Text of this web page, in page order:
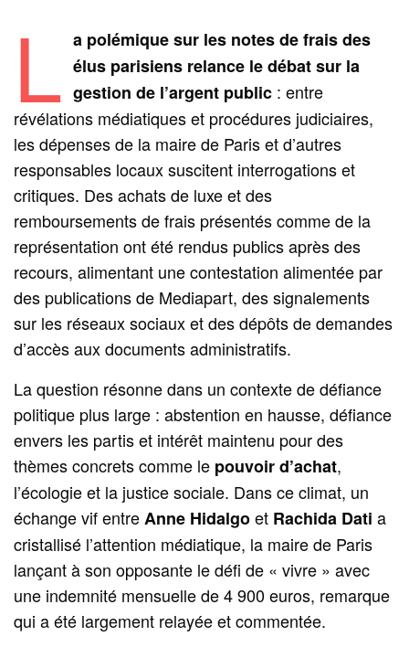
L a polémique sur les notes de frais des
élus parisiens relance le débat sur la
gestion de l’argent public: entre
révélations médiatiques et procédures judiciaires,
les dépenses de la maire de Paris et d’autres
responsables locaux suscitent interrogations et
critiques. Des achats de luxe et des
remboursements de frais présentés comme de la
représentation ont été rendus publics après des
recours, alimentant une contestation alimentée par
des publications de Mediapart, des signalements
sur les réseaux sociaux et des dépôts de demandes
d’accès aux documents administratifs.
La question résonne dans un contexte de défiance
politique plus large : abstention en hausse, défiance
envers les partis et intérêt maintenu pour des
thèmes concrets comme le pouvoir d’achat,
l’écologie et la justice sociale. Dans ce climat, un
échange vif entreAnne Hidalgoet Rachida Dati a
cristallisé l’attention médiatique, la maire de Paris
lançant à son opposante le défi de « vivre » avec
une indemnité mensuelle de 4 900 euros, remarque
qui a été largement relayée et commentée.